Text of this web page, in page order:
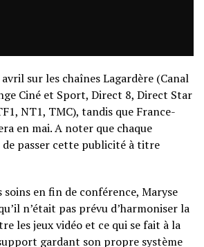
sur les chaînes Lagardère (Canal
Ciné et Sport, Direct 8, Direct Star
NT1, TMC), tandis que France-
en mai. A noter que chaque
de passer cette publicité à titre
en fin de conférence, Maryse
n’était pas prévu d’harmoniser la
les jeux vidéo et ce qui se fait à la
gardant son propre système